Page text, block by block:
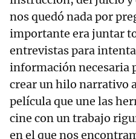
nos quedó nada por
importante era juntar
entrevistas para
información necesaria
crear un hilo narrativo
película que une las
cine con un trabajo
en el que nos